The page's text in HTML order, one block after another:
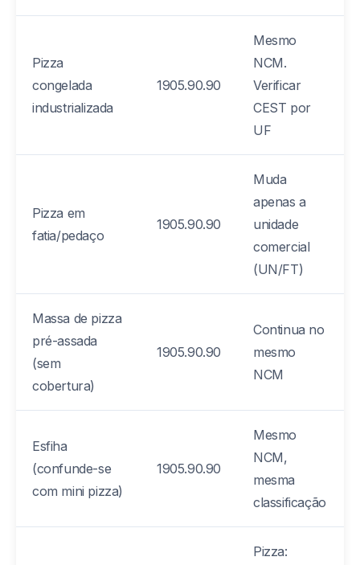
Pizza
congelada
industrializada
1905.90.90
Mesmo
NCM.
Verificar
CEST por
UF
Pizza em
fatia/pedaço
1905.90.90
Muda
apenas a
unidade
comercial
(UN/FT)
Massa de pizza
pré-assada
(sem
cobertura)
1905.90.90
Continua no
mesmo
NCM
Esfiha
(confunde-se
com mini pizza)
1905.90.90
Mesmo
NCM,
mesma
classificação
Pizza: